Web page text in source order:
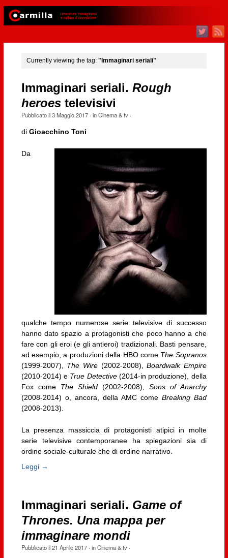
Currently viewing the tag: "Immaginari seriali"
Immaginari seriali. Rough
heroestelevisivi
Pubblicato il3 Maggio 2017· inCinema & tv·
di Gioacchino Toni
Da
qualche tempo numerose serie televisive di successo
hanno dato spazio a protagonisti che poco hanno a che
fare con gli eroi (e gli antieroi) tradizionali. Basti pensare,
ad esempio, a produzioni della HBO come The Sopranos
(1999-2007), The Wire(2002-2008),Boardwalk Empire
(2010-2014) e True Detective(2014-in produzione), della
Fox come The Shield(2002-2008), Sons of Anarchy
(2008-2014) o, ancora, della AMC come Breaking Bad
(2008-2013).
La presenza massiccia di protagonisti atipici in molte
serie televisive contemporanee ha spiegazioni sia di
ordine sociale-culturale che di ordine narrativo.
Leggi →
Immaginari seriali. Game of
Thrones. Una mappa per
immaginare mondi
Pubblicato il21 Aprile 2017· inCinema & tv·